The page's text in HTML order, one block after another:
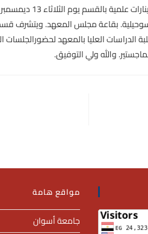
بقاعة مجلس المعهد. ويتشرف قسم
الدراسات العليا بالمعهد
والله ولي التوفيق.
مواقع هامة
جامعة أسوان